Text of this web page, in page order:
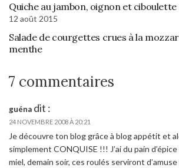
Quiche au jambon, oignon et ciboulette
12 août 2015
Salade de courgettes crues à la
menthe
7 commentaires
guéna dit :
24 NOVEMBRE 2008 À 20:21
Je découvre ton blog grâce à blog appétit et
simplement CONQUISE !!! J’ai du pain
miel, demain soir, ces roulés serviront